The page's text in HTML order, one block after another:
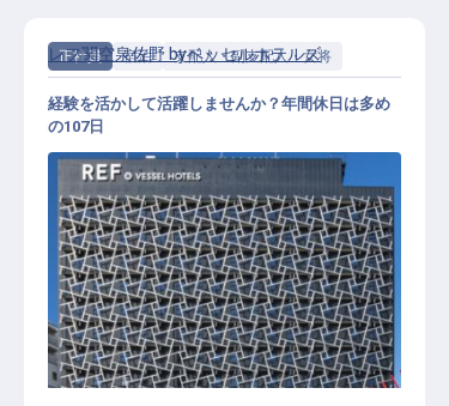
正社員 宿泊 支配人・副支配人・女将
支配人・副支配人候補
レフ関空泉佐野 byベッセルホテルズ
経験を活かして活躍しませんか？年間休日は多め
の107日